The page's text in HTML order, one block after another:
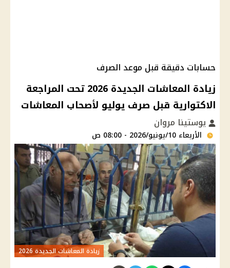
حسابات دقيقة قبل موعد الصرف
زيادة المعاشات الجديدة 2026 تحت المراجعة
الاكتوارية قبل صرف يوليو لأصحاب المعاشات
يوستينا مروان
الأربعاء 10/يونيو/2026 - 08:00 ص
زيادة المعاشات الجديدة 2026